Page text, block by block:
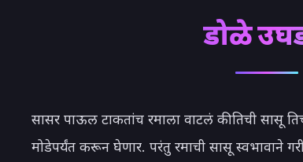
डोळे
सासर पाऊल टाकतांच रमाला वाटलं की तिची सासू
मोडेपर्यंत करून घेणार. परंतु रमाची सासू स्वभावाने